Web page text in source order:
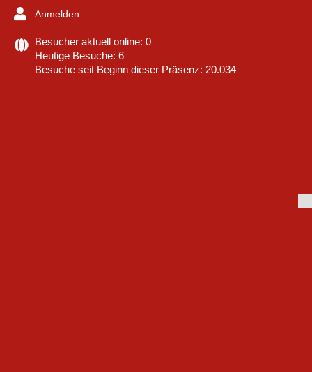
Anmelden
Besucher aktuell online: 0
Heutige Besuche: 6
Besuche seit Beginn dieser Präsenz: 20.034